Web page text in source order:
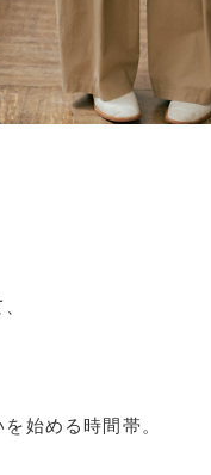
始める時間帯。